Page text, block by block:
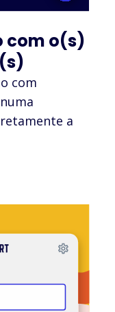
com o(s)
com
a